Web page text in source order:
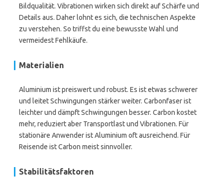
Bildqualität. Vibrationen wirken sich direkt auf Schärfe und
Details aus. Daher lohnt es sich, die technischen Aspekte
zu verstehen. So triffst du eine bewusste Wahl und
vermeidest Fehlkäufe.
Materialien
Aluminium ist preiswert und robust. Es ist etwas schwerer
und leitet Schwingungen stärker weiter. Carbonfaser ist
leichter und dämpft Schwingungen besser. Carbon kostet
mehr, reduziert aber Transportlast und Vibrationen. Für
stationäre Anwender ist Aluminium oft ausreichend. Für
Reisende ist Carbon meist sinnvoller.
Stabilitätsfaktoren